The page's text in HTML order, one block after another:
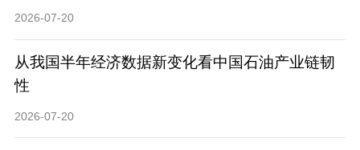
2026-07-20
从我国半年经济数据新变化看中国石油产业链韧
性
2026-07-20